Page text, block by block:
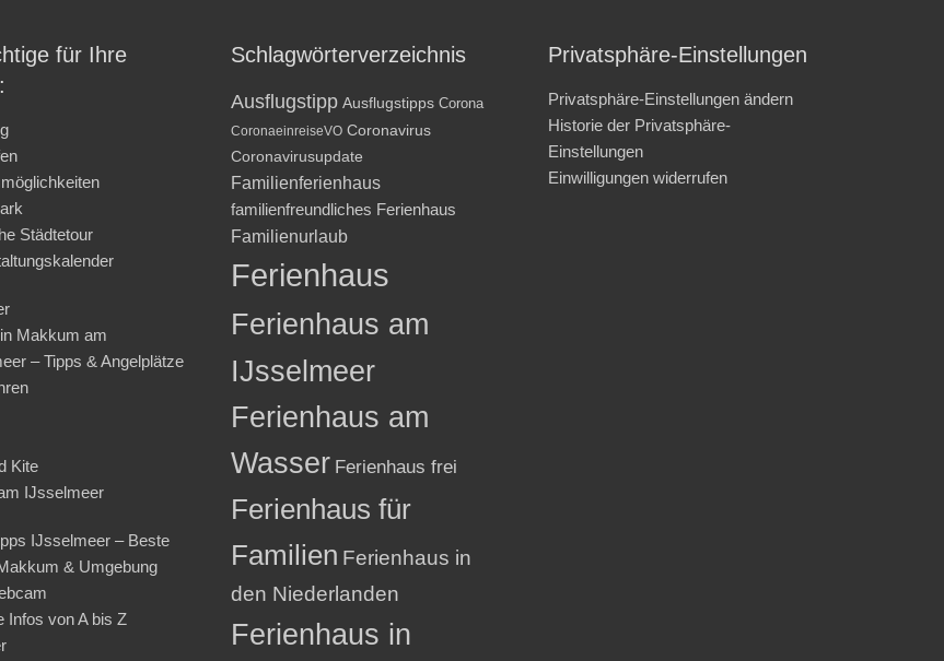
für Ihre
Städtetour
Makkum am
– Tipps & Angelplätze
Kite
IJsselmeer
IJsselmeer – Beste
& Umgebung
Infos von A bis Z
Schlagwörterverzeichnis
Ausflugstipp Ausflugstipps Corona
CoronaeinreiseVO Coronavirus
Coronavirusupdate
Familienferienhaus
familienfreundliches Ferienhaus
Familienurlaub
Ferienhaus
Ferienhaus am
IJsselmeer
Ferienhaus am
Wasser Ferienhaus frei
Ferienhaus für
Familien Ferienhaus in
den Niederlanden
Ferienhaus in
Privatsphäre-Einstellungen
Privatsphäre-Einstellungen ändern
Historie der Privatsphäre-
Einstellungen
Einwilligungen widerrufen